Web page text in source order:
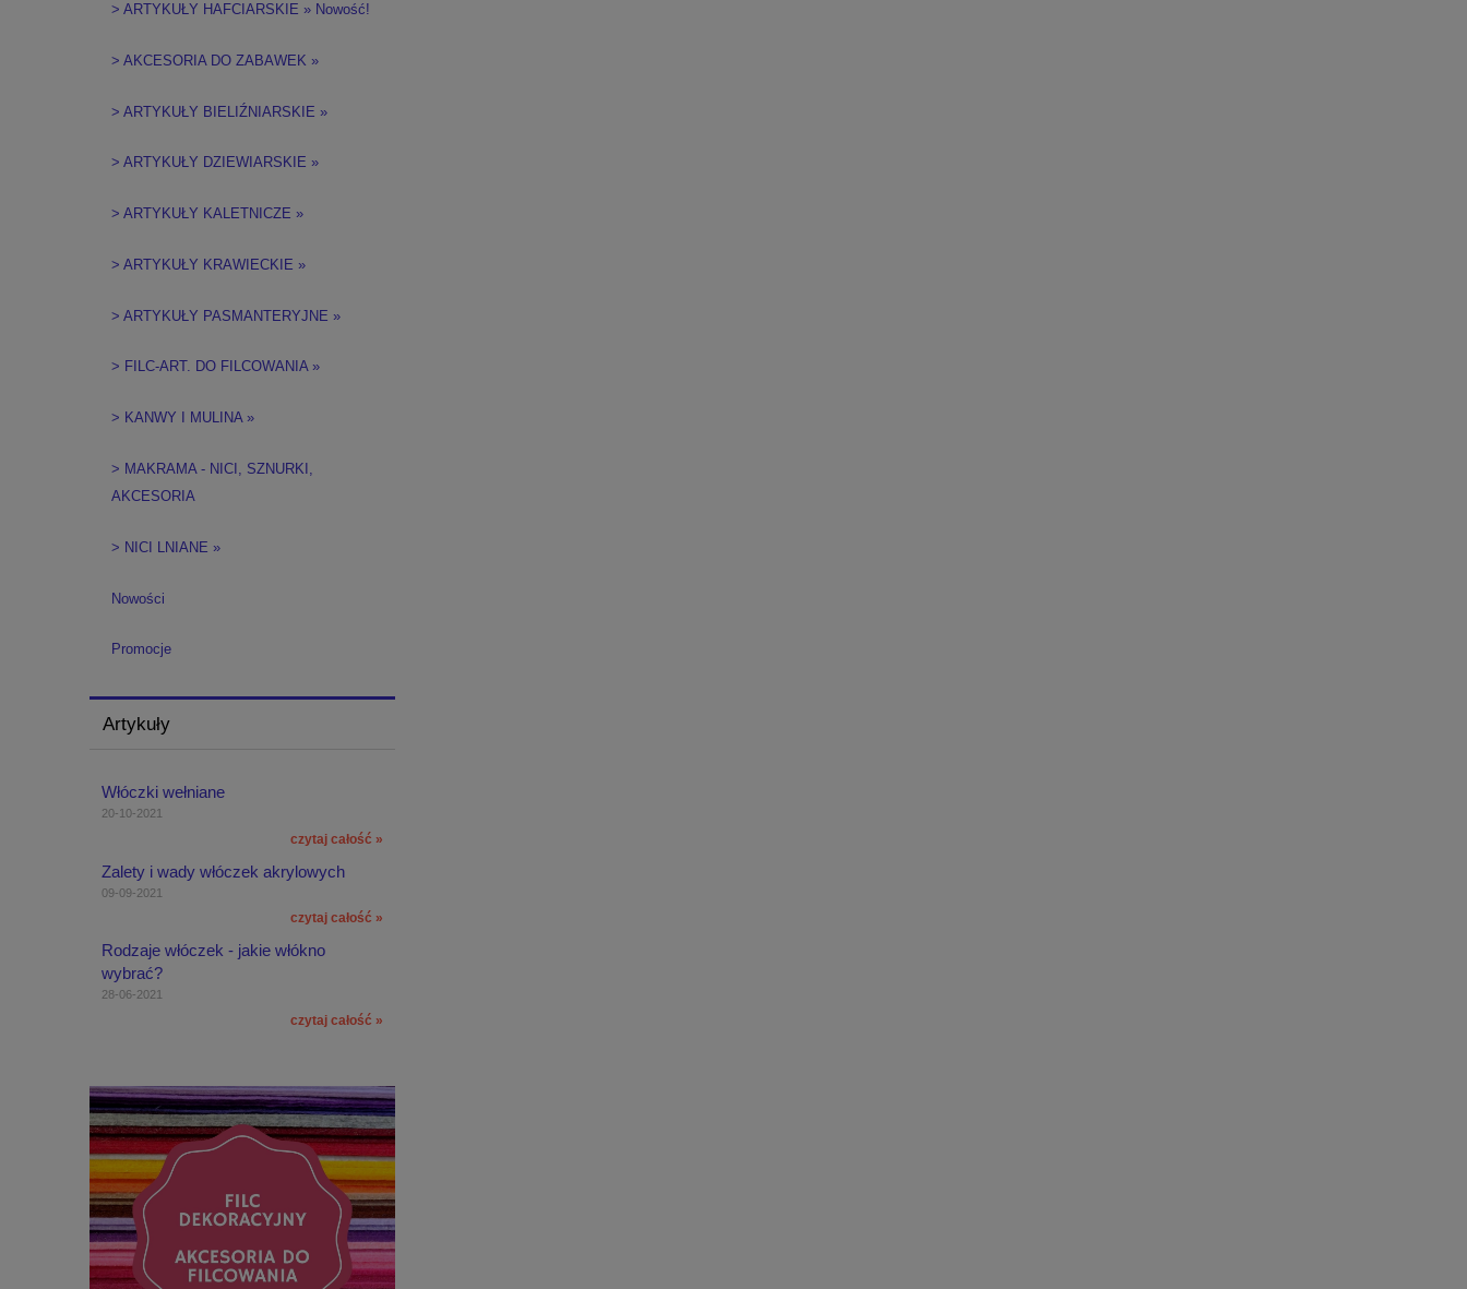
> ARTYKUŁY HAFCIARSKIE » Nowość!
> AKCESORIA DO ZABAWEK »
> ARTYKUŁY BIELIŹNIARSKIE »
> ARTYKUŁY DZIEWIARSKIE »
> ARTYKUŁY KALETNICZE »
> ARTYKUŁY KRAWIECKIE »
> ARTYKUŁY PASMANTERYJNE »
> FILC-ART. DO FILCOWANIA »
> KANWY I MULINA »
> MAKRAMA - NICI, SZNURKI,
AKCESORIA
> NICI LNIANE »
Nowości
Promocje
Artykuły
Włóczki wełniane
20-10-2021
czytaj całość »
Zalety i wady włóczek akrylowych
09-09-2021
czytaj całość »
Rodzaje włóczek - jakie włókno
wybrać?
28-06-2021
czytaj całość »